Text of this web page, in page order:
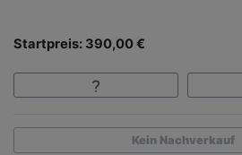
Startpreis: 390,00 €
Kein Nachverkauf